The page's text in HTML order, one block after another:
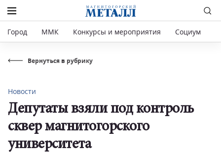
Город ММК Конкурсы и мероприятия Социум
Вернуться в рубрику
Новости
Депутаты взяли под контроль
сквер магнитогорского
университета